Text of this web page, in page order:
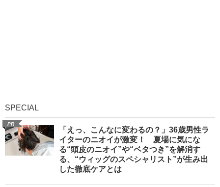
SPECIAL
PR
「えっ、こんなに変わるの？」36歳男性ラ
イターのニオイが激変！ 夏場に気にな
る“頭皮のニオイ”や“ベタつき”を解消す
る、“ウィッグのスペシャリスト”が生み出
した徹底ケアとは